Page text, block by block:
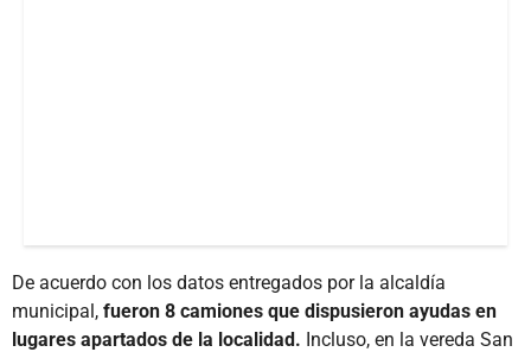
De acuerdo con los datos entregados por la alcaldía
municipal, fueron 8 camiones que dispusieron ayudas en
lugares apartados de la localidad. Incluso, en la vereda San